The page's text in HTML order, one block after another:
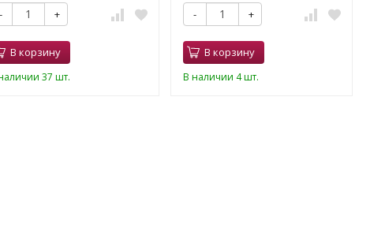
- +
В корзину
37 шт.
- +
В корзину
В наличии 4 шт.